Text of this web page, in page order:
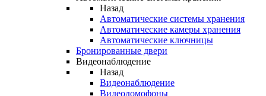
Назад
Автоматические системы хранения
Автоматические камеры хранения
Автоматические ключницы
Бронированные двери
Видеонаблюдение
Назад
Видеонаблюдение
Видеодомофоны